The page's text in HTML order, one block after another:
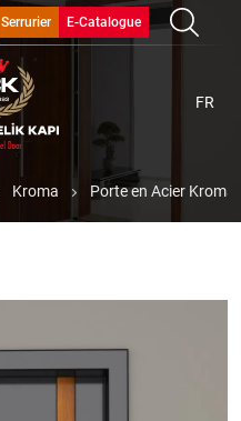
Serrurier E-Catalogue
FR
Kroma Porte en Acier Kroma